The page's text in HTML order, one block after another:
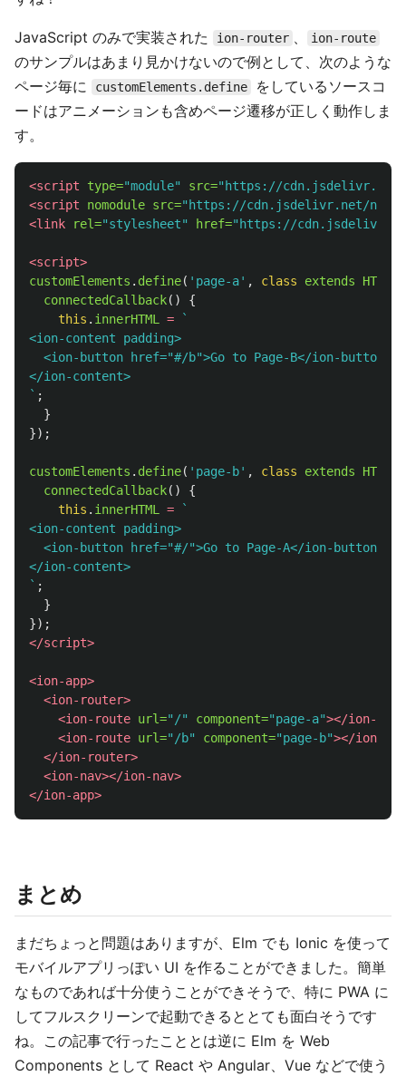
JavaScript のみで実装された ion-router 、 ion-route
のサンプルはあまり見かけないので例として、次のような
ページ毎に
customElements.define
をしているソースコ
ードはアニメーションも含めページ遷移が正しく動作しま
す。
<script type="module" src="https://cdn.jsdelivr.net/
<script nomodule src="https://cdn.jsdelivr.net/
<link
rel="stylesheet" href="https://
<script>
customElements . define( ' page-a' , class extends
connectedCallback()
{
this . innerHTML =
`
<ion-content padding>
  <ion-button href="#/b">Go to Page-B</ion-button>
</ion-content>
` ;
}
});
customElements . define( ' page-b' , class extends
connectedCallback()
{
this . innerHTML =
`
<ion-content padding>
  <ion-button href="#/">Go to Page-A</ion-button>
</ion-content>
` ;
}
});
</script>
<ion-app>
<ion-router>
<ion-route url="/" component="page-a"></ion-
<ion-route url="/b" component="page-b"></ion-
</ion-router>
<ion-nav></ion-nav>
</ion-app>
まとめ
まだちょっと問題はありますが、Elm でも Ionic を使って
モバイルアプリっぽい UI を作ることができました。簡単
なものであれば十分使うことができそうで、特に PWA に
してフルスクリーンで起動できるととても面白そうです
ね。この記事で行ったこととは逆に Elm を Web
Components として React や Angular、Vue などで使う